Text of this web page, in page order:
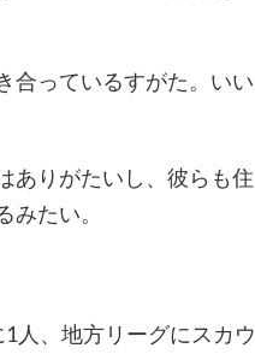
合っているすがた。いい
ありがたいし、彼らも住
たい。
人、地方リーグにスカウ